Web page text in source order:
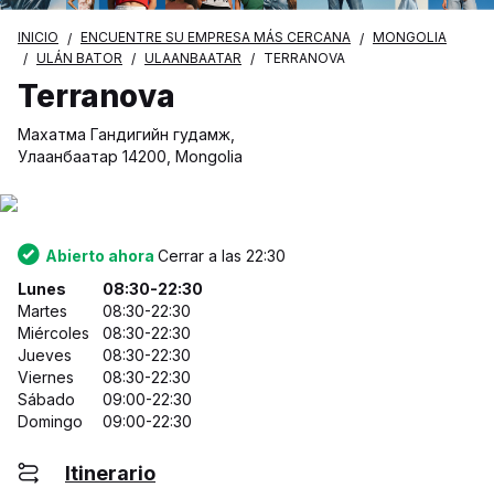
INICIO ENCUENTRE SU EMPRESA MÁS CERCANA
MONGOLIA
ULÁN BATOR
ULAANBAATAR TERRANOVA
Terranova
Махатма Гандигийн гудамж,
Улаанбаатар 14200, Mongolia
Abierto ahora Cerrar a las 22:30
Lunes
08:30-22:30
Martes
08:30-22:30
Miércoles
08:30-22:30
Jueves
08:30-22:30
Viernes
08:30-22:30
Sábado
09:00-22:30
Domingo
09:00-22:30
Itinerario